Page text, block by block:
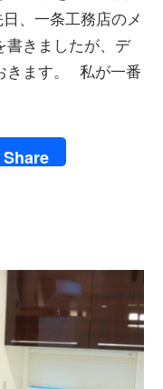
、一条工務店のメ
書きましたが、デ
きます。 私が一番
Share